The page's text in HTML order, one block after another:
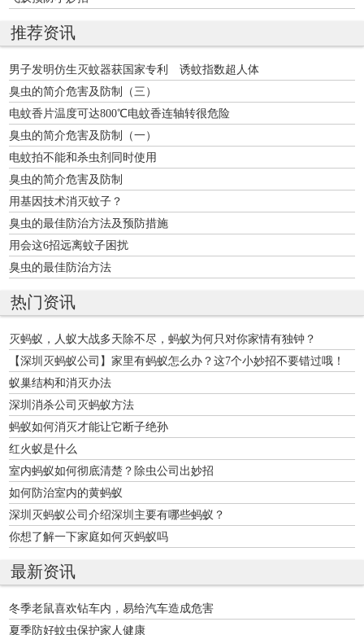
推荐资讯
男子发明仿生灭蚊器获国家专利 诱蚊指数超人体
臭虫的简介危害及防制（三）
电蚊香片温度可达800℃电蚊香连轴转很危险
臭虫的简介危害及防制（一）
电蚊拍不能和杀虫剂同时使用
臭虫的简介危害及防制
用基因技术消灭蚊子？
臭虫的最佳防治方法及预防措施
用会这6招远离蚊子困扰
臭虫的最佳防治方法
热门资讯
灭蚂蚁，人蚁大战多天除不尽，蚂蚁为何只对你家情有独钟？
【深圳灭蚂蚁公司】家里有蚂蚁怎么办？这7个小妙招不要错过哦！
蚁巢结构和消灭办法
深圳消杀公司灭蚂蚁方法
蚂蚁如何消灭才能让它断子绝孙
红火蚁是什么
室内蚂蚁如何彻底清楚？除虫公司出妙招
如何防治室内的黄蚂蚁
深圳灭蚂蚁公司介绍深圳主要有哪些蚂蚁？
你想了解一下家庭如何灭蚂蚁吗
最新资讯
冬季老鼠喜欢钻车内，易给汽车造成危害
夏季防好蚊虫保护家人健康